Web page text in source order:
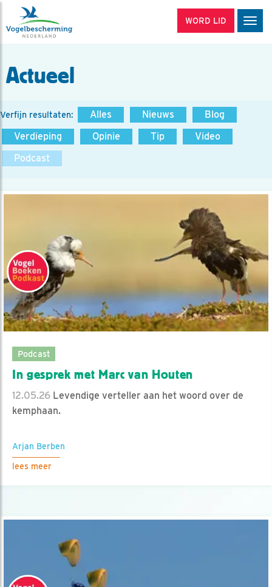
WORD LID
Actueel
Verfijn resultaten: Alles Nieuws
Blog
Verdieping
Opinie Tip
Video
Podcast
Podcast
In gesprek met Marc van Houten
12.05.26 Levendige verteller aan het woord over de
kemphaan.
Arjan Berben
lees meer